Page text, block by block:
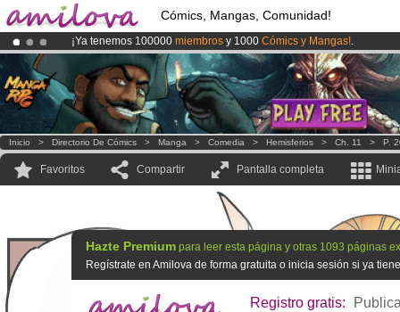
Cómics, Mangas, Comunidad!
¡Ya tenemos 100000 miembros y 1000 Cómics y Mangas!.
¡El Kickstarter Amilova está desormado lanzado!.
¡Conviertete en Premium por3.95 euros al mes!Hazte Premium ya
Inicio > Directorio De Cómics > Manga > Comedia > Hemisferios > Ch. 11 > P.
Favoritos Compartir Pantalla completa
Hazte Premium para leer esta página y otras 1093 páginas
Regístrate en Amilova de forma gratuita o inicia sesión si ya
Registro gratis: